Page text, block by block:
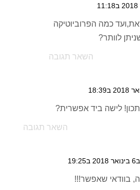
כמה הפרוביוטיקה
לוותר?
השאר תגובה
לישה ביד אפשרית?
השאר תגובה
ב6 בינואר 2018 ב19:25
בוודאי שאפשר!!!